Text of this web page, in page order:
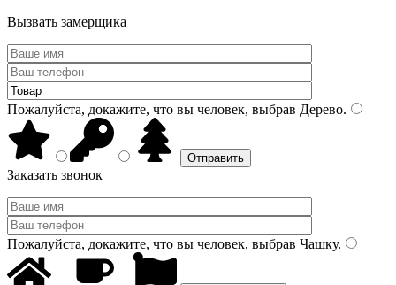
Вызвать замерщика
Пожалуйста, докажите, что вы человек, выбрав Дерево.
Заказать звонок
Пожалуйста, докажите, что вы человек, выбрав Чашку.